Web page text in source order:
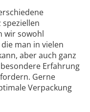
speziellen
wir sowohl
man in vielen
aber auch ganz
Erfahrung
Gerne
Verpackung